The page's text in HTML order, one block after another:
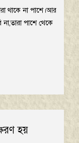
থাকে না পাশে।আর
না,তারা পাশে থেকে
হয়